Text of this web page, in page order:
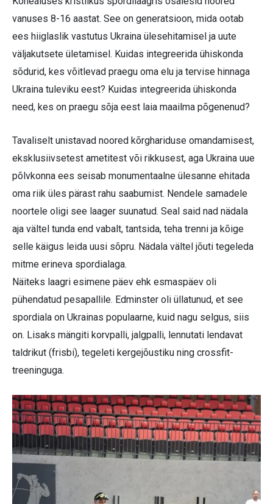
vanuses 8-16 aastat. See on generatsioon, mida ootab
ees hiiglaslik vastutus Ukraina ülesehitamisel ja uute
väljakutsete ületamisel. Kuidas integreerida ühiskonda
sõdurid, kes võitlevad praegu oma elu ja tervise hinnaga
Ukraina tuleviku eest? Kuidas integreerida ühiskonda
need, kes on praegu sõja eest laia maailma põgenenud?
Tavaliselt unistavad noored kõrghariduse omandamisest,
eksklusiivsetest ametitest või rikkusest, aga Ukraina uue
põlvkonna ees seisab monumentaalne ülesanne ehitada
oma riik üles pärast rahu saabumist. Nendele samadele
noortele oligi see laager suunatud. Seal said nad nädala
aja vältel tunda end vabalt, tantsida, teha trenni ja kõige
selle käigus leida uusi sõpru. Nädala vältel jõuti tegeleda
mitme erineva spordialaga.
Näiteks laagri esimene päev ehk esmaspäev oli
pühendatud pesapallile. Edminster oli üllatunud, et see
spordiala on Ukrainas populaarne, kuid nagu selgus, siis
on. Lisaks mängiti korvpalli, jalgpalli, lennutati lendavat
taldrikut (frisbi), tegeleti kergejõustiku ning crossfit-
treeninguga.